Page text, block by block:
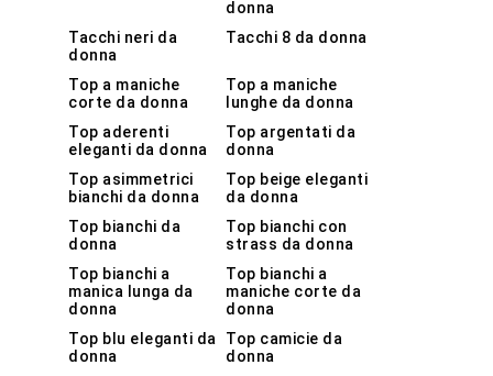
donna
Tacchi neri da
donna
Tacchi 8 da donna
Top a maniche
corte da donna
Top a maniche
lunghe da donna
Top aderenti
eleganti da donna
Top argentati da
donna
Top asimmetrici
bianchi da donna
Top beige eleganti
da donna
Top bianchi da
donna
Top bianchi con
strass da donna
Top bianchi a
manica lunga da
donna
Top bianchi a
maniche corte da
donna
Top blu eleganti da
donna
Top camicie da
donna